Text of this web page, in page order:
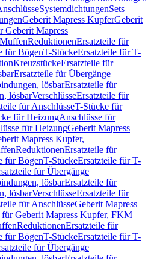
SystemdichtungenSets
Geberit Mapress KupferGeberit
Geberit Mapress
ReduktionenErsatzteile für
für BögenT-StückeErsatzteile für T-
KreuzstückeErsatzteile für
Ersatzteile für Übergänge
lösbarErsatzteile für
lösbarVerschlüsseErsatzteile für
für AnschlüsseT-Stücke für
für HeizungAnschlüsse für
für HeizungGeberit Mapress
Mapress Kupfer,
ReduktionenErsatzteile für
für BögenT-StückeErsatzteile für T-
für Übergänge
lösbarErsatzteile für
lösbarVerschlüsseErsatzteile für
für AnschlüsseGeberit Mapress
für Geberit Mapress Kupfer, FKM
ReduktionenErsatzteile für
für BögenT-StückeErsatzteile für T-
für Übergänge